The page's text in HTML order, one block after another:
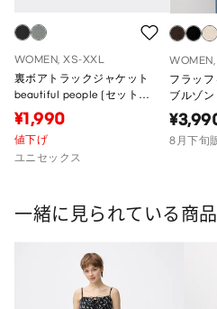
WOMEN, XS-XXL
裏ボアトラックジャケット
beautiful people (セットア
ップ可能)
¥1,990
値下げ
ユニセックス
フラッ
ブルゾ
ズフィッ
8月下旬
一緒に見られている商品